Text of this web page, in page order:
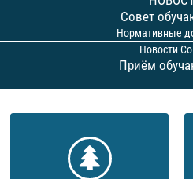
Совет
Нормативные
Новости
Приём